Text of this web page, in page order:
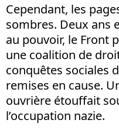
Cependant, les
sombres. Deux ans
au pouvoir, le Front
une coalition de
conquêtes sociales
remises en cause.
ouvrière étouffait
l’occupation nazie.